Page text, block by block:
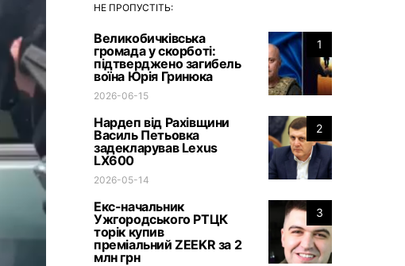
НЕ ПРОПУСТІТЬ:
1
Великобичківська
громада у скорботі:
підтверджено загибель
воїна Юрія Гринюка
2026-06-15
2
Нардеп від Рахівщини
Василь Петьовка
задекларував Lexus
LX600
2026-05-14
3
Екс-начальник
Ужгородського РТЦК
торік купив
преміальний ZEEKR за 2
млн грн